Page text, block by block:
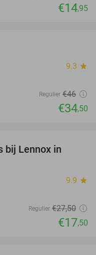
€14,95
9.3 star
Regulier €46
€34,50
bij Lennox in
9.9 star
Regulier €27,50
€17,50